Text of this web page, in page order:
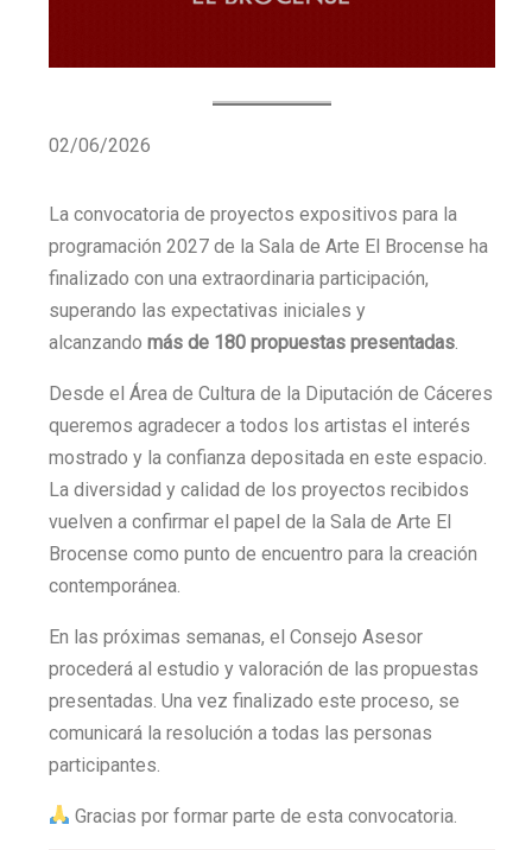
02/06/2026
La convocatoria de proyectos expositivos para la
programación 2027 de la Sala de Arte El Brocense ha
finalizado con una extraordinaria participación,
superando las expectativas iniciales y
alcanzando más de 180 propuestas presentadas
Desde el Área de Cultura de la Diputación de Cáceres
queremos agradecer a todos los artistas el interés
mostrado y la confianza depositada en este espacio.
La diversidad y calidad de los proyectos recibidos
vuelven a confirmar el papel de la Sala de Arte El
Brocense como punto de encuentro para la creación
contemporánea.
En las próximas semanas, el Consejo Asesor
procederá al estudio y valoración de las propuestas
presentadas. Una vez finalizado este proceso, se
comunicará la resolución a todas las personas
participantes.
Gracias por formar parte de esta convocatoria.